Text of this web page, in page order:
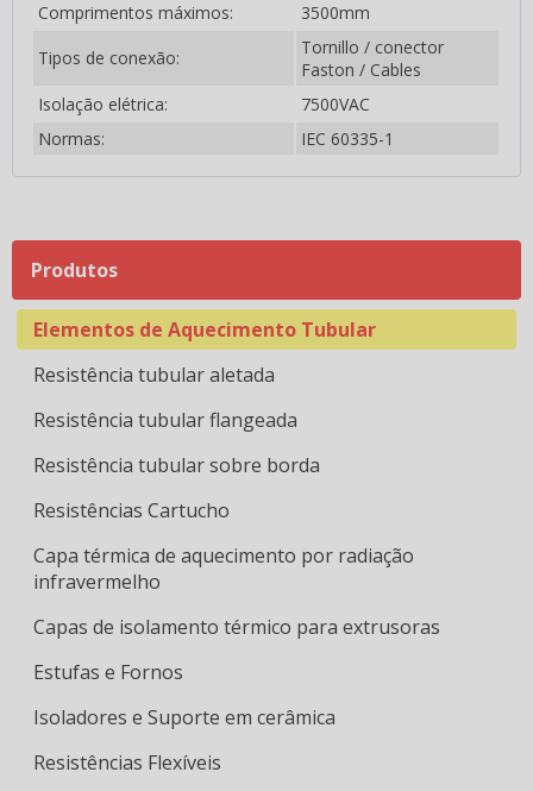
Comprimentos máximos:
3500mm
Tipos de conexão:
Tornillo / conector
Faston / Cables
Isolação elétrica:
7500VAC
Normas:
IEC 60335-1
Produtos
Emissores Infravermelho em Quartzo 2FPRZ Ondas
Médias
Emissores Infravermelho em Quartzo 2FTRZ Ondas
Médias
Medias
Resistências tubulares
Elementos de Aquecimento Tubular
Resistência tubular aletada
Resistência tubular flangeada
Resistência tubular sobre borda
Resistências Cartucho
Capa térmica de aquecimento por radiação
infravermelho
Capas de isolamento térmico para extrusoras
Estufas e Fornos
Isoladores e Suporte em cerâmica
Resistências Flexíveis